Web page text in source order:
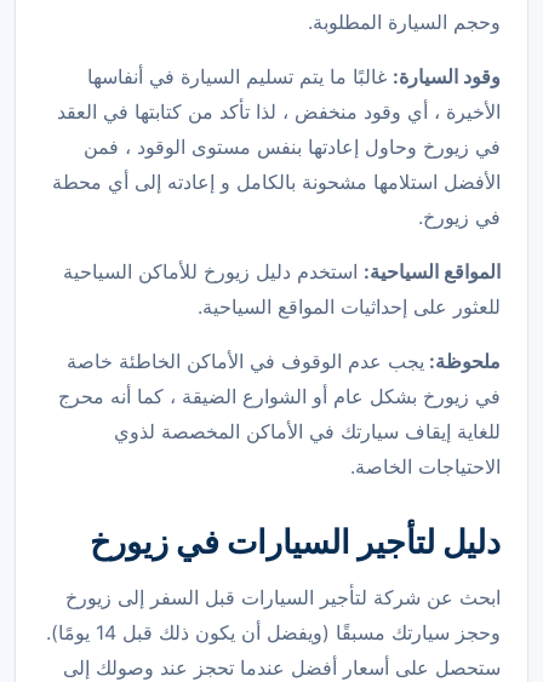
وحجم السيارة المطلوبة.
وقود السيارة: غالبًا ما يتم تسليم السيارة في أنفاسها
الأخيرة ، أي وقود منخفض ، لذا تأكد من كتابتها في العقد
في زيورخ وحاول إعادتها بنفس مستوى الوقود ، فمن
الأفضل استلامها مشحونة بالكامل و إعادته إلى أي محطة
في زيورخ.
المواقع السياحية: استخدم دليل زيورخ للأماكن السياحية
للعثور على إحداثيات المواقع السياحية.
ملحوظة: يجب عدم الوقوف في الأماكن الخاطئة خاصة
في زيورخ بشكل عام أو الشوارع الضيقة ، كما أنه محرج
للغاية إيقاف سيارتك في الأماكن المخصصة لذوي
الاحتياجات الخاصة.
دليل لتأجير السيارات في زيورخ
ابحث عن شركة لتأجير السيارات قبل السفر إلى زيورخ
وحجز سيارتك مسبقًا (ويفضل أن يكون ذلك قبل 14 يومًا).
ستحصل على أسعار أفضل عندما تحجز عند وصولك إلى